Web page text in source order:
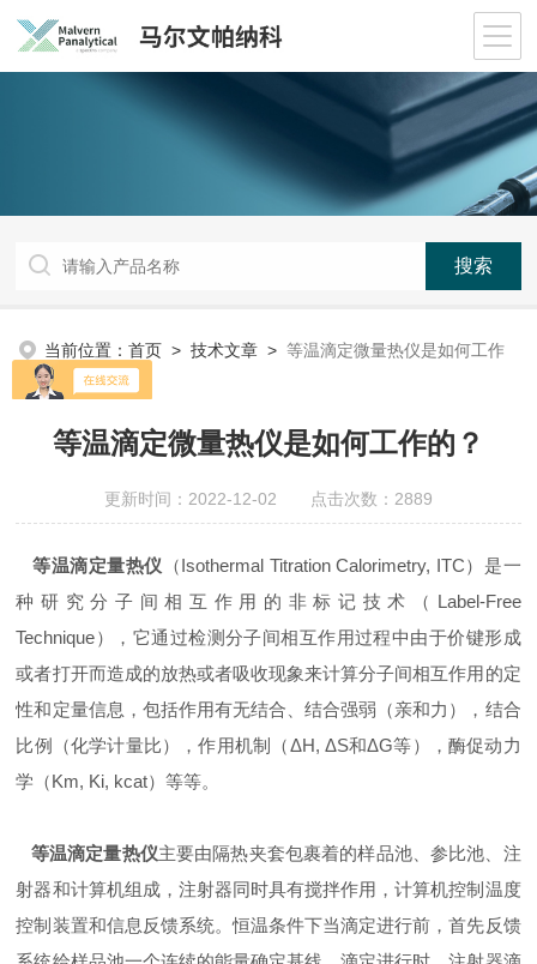
当前位置：首页 >技术文章 >等温滴定微量热仪是如何工作
的？
等温滴定微量热仪是如何工作的？
更新时间：2022-12-02 点击次数：2889
等温滴定量热仪
（Isothermal Titration Calorimetry, ITC）是一
种研究分子间相互作用的非标记技术（Label-Free
Technique），它通过检测分子间相互作用过程中由于价键形成
或者打开而造成的放热或者吸收现象来计算分子间相互作用的定
性和定量信息，包括作用有无结合、结合强弱（亲和力），结合
比例（化学计量比），作用机制（ΔH, ΔS和ΔG等），酶促动力
学（Km, Ki, kcat）等等。
等温滴定量热仪主要由隔热夹套包裹着的样品池、参比池、注
射器和计算机组成，注射器同时具有搅拌作用，计算机控制温度
控制装置和信息反馈系统。恒温条件下当滴定进行前，首先反馈